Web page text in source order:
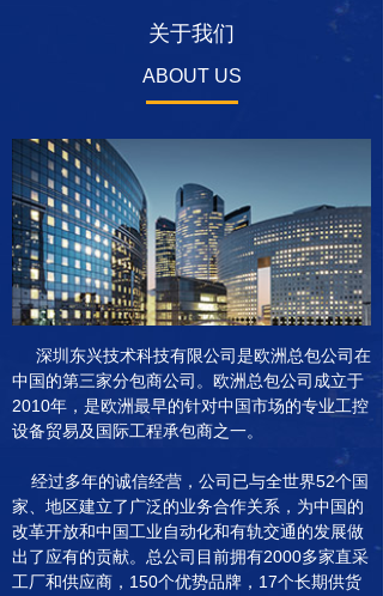
ABOUT US
关于我们
深圳东兴技术科技有限公司是欧洲总包公司在
中国的第三家分包商公司。欧洲总包公司成立于
2010年，是欧洲最早的针对中国市场的专业工控
设备贸易及国际工程承包商之一。
经过多年的诚信经营，公司已与全世界52个国
家、地区建立了广泛的业务合作关系，为中国的
改革开放和中国工业自动化和有轨交通的发展做
出了应有的贡献。总公司目前拥有2000多家直采
工厂和供应商，150个优势品牌，17个长期供货